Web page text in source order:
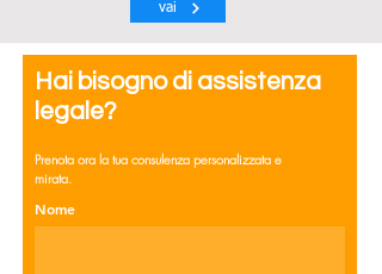
vai
Hai bisogno di assistenza
legale?
Prenota ora la tua consulenza personalizzata e
mirata.
Nome